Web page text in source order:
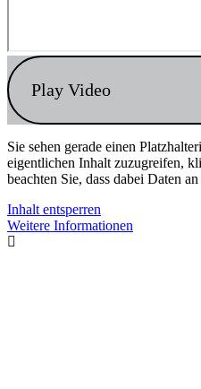
Play Video
Sie sehen gerade einen
eigentlichen Inhalt zuzugreifen,
beachten Sie, dass dabei Daten
Inhalt entsperren
Weitere Informationen